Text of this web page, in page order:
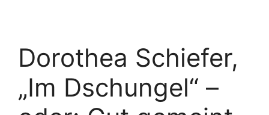
Dorothea Schiefer,
„Im Dschungel“ –